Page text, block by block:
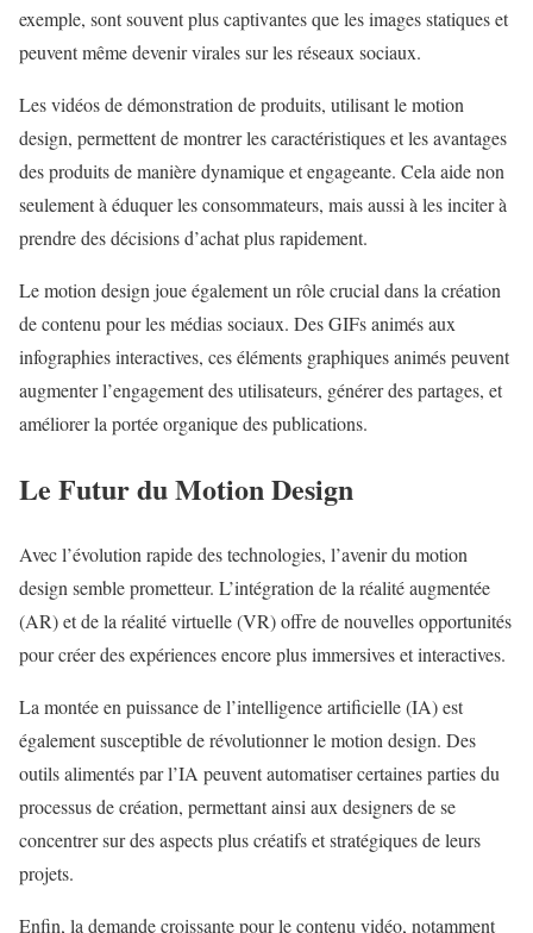
exemple, sont souvent plus captivantes que les images statiques et
peuvent même devenir virales sur les réseaux sociaux.
Les vidéos de démonstration de produits, utilisant le motion
design, permettent de montrer les caractéristiques et les avantages
des produits de manière dynamique et engageante. Cela aide non
seulement à éduquer les consommateurs, mais aussi à les inciter à
prendre des décisions d’achat plus rapidement.
Le motion design joue également un rôle crucial dans la création
de contenu pour les médias sociaux. Des GIFs animés aux
infographies interactives, ces éléments graphiques animés peuvent
augmenter l’engagement des utilisateurs, générer des partages, et
améliorer la portée organique des publications.
Le Futur du Motion Design
Avec l’évolution rapide des technologies, l’avenir du motion
design semble prometteur. L’intégration de la réalité augmentée
(AR) et de la réalité virtuelle (VR) offre de nouvelles opportunités
pour créer des expériences encore plus immersives et interactives.
La montée en puissance de l’intelligence artificielle (IA) est
également susceptible de révolutionner le motion design. Des
outils alimentés par l’IA peuvent automatiser certaines parties du
processus de création, permettant ainsi aux designers de se
concentrer sur des aspects plus créatifs et stratégiques de leurs
projets.
Enfin, la demande croissante pour le contenu vidéo, notamment